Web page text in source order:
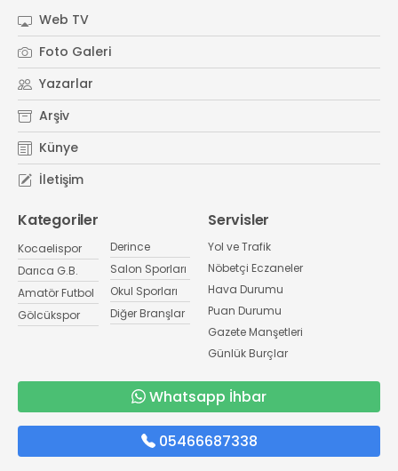
Web TV
Foto Galeri
Yazarlar
Arşiv
Künye
İletişim
Kategoriler
Kocaelispor
Darıca G.B.
Amatör Futbol
Gölcükspor
Derince
Salon Sporları
Okul Sporları
Diğer Branşlar
Servisler
Yol ve Trafik
Nöbetçi Eczaneler
Hava Durumu
Puan Durumu
Gazete Manşetleri
Günlük Burçlar
Whatsapp İhbar
05466687338